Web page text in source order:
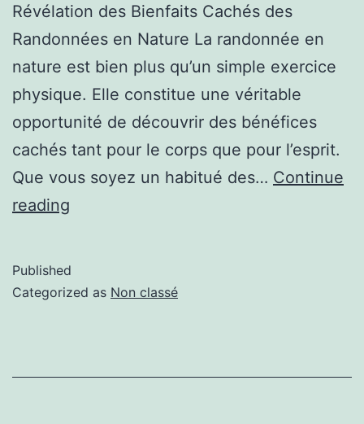
Révélation des Bienfaits Cachés des
Randonnées en Nature La randonnée en
nature est bien plus qu’un simple exercice
physique. Elle constitue une véritable
opportunité de découvrir des bénéfices
cachés tant pour le corps que pour l’esprit.
Que vous soyez un habitué des… Continue
reading
Published
Categorized as Non classé